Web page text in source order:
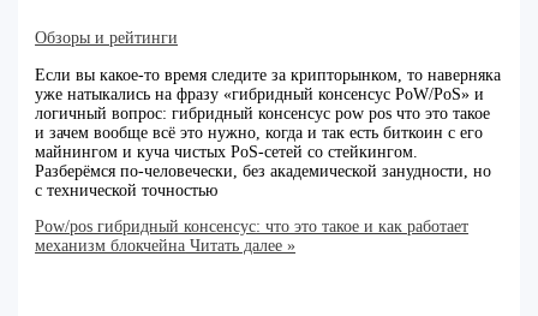
Обзоры и рейтинги
Если вы какое‑то время следите за крипторынком, то наверняка
уже натыкались на фразу «гибридный консенсус PoW/PoS» и
логичный вопрос: гибридный консенсус pow pos что это такое
и зачем вообще всё это нужно, когда и так есть биткоин с его
майнингом и куча чистых PoS‑сетей со стейкингом.
Разберёмся по‑человечески, без академической занудности, но
с технической точностью
Pow/pos гибридный консенсус: что это такое и как работает
механизм блокчейна Читать далее »